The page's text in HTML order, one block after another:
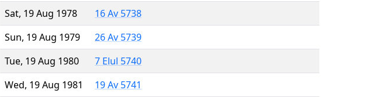
Sat, 19 Aug 1978
16 Av 5738
Sun, 19 Aug 1979
26 Av 5739
Tue, 19 Aug 1980
7 Elul 5740
Wed, 19 Aug 1981
19 Av 5741